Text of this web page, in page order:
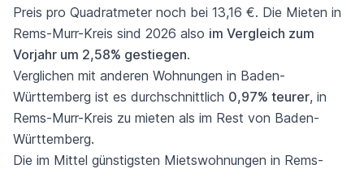
Preis pro Quadratmeter noch bei 13,16 €. Die Mieten in
Rems-Murr-Kreis sind 2026 also im Vergleich zum
Vorjahr um 2,58% gestiegen.
Verglichen mit anderen Wohnungen in Baden-
Württemberg ist es durchschnittlich 0,97% teurer, in
Rems-Murr-Kreis zu mieten als im Rest von Baden-
Württemberg.
Die im Mittel günstigsten Mietswohnungen in Rems-